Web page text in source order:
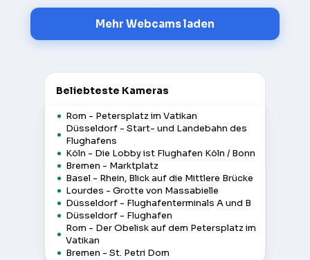
Mehr Webcams laden
Beliebteste Kameras
Rom - Petersplatz im Vatikan
Düsseldorf - Start- und Landebahn des
Flughafens
Köln - Die Lobby ist Flughafen Köln / Bonn
Bremen - Marktplatz
Basel - Rhein, Blick auf die Mittlere Brücke
Lourdes - Grotte von Massabielle
Düsseldorf - Flughafenterminals A und B
Düsseldorf - Flughafen
Rom - Der Obelisk auf dem Petersplatz im
Vatikan
Bremen - St. Petri Dom